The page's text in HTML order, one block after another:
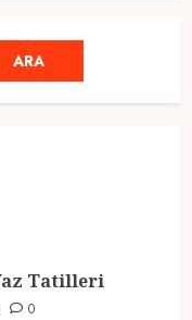
2025: Manevi
Özel Hazırlıklar
ARA
Tatilleri
0